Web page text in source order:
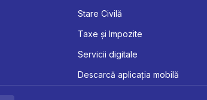
Stare Civilă
Taxe și Impozite
Servicii digitale
Descarcă aplicația mobilă